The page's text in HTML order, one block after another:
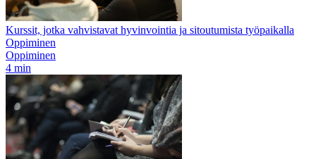
Kurssit, jotka vahvistavat hyvinvointia ja sitoutumista työpaikalla
Oppiminen
Oppiminen
4 min